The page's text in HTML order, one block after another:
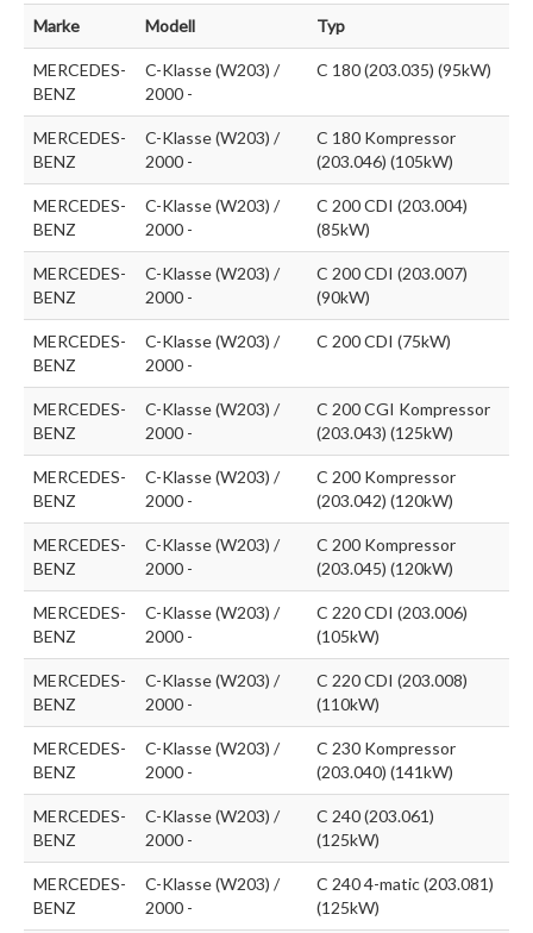
Marke Modell Typ
MERCEDES-
BENZ
C-Klasse (W203) /
2000 -
C 180 (203.035) (95kW)
MERCEDES-
BENZ
C-Klasse (W203) /
2000 -
C 180 Kompressor
(203.046) (105kW)
MERCEDES-
BENZ
C-Klasse (W203) /
2000 -
C 200 CDI (203.004)
(85kW)
MERCEDES-
BENZ
C-Klasse (W203) /
2000 -
C 200 CDI (203.007)
(90kW)
MERCEDES-
BENZ
C-Klasse (W203) /
2000 -
C 200 CDI (75kW)
MERCEDES-
BENZ
C-Klasse (W203) /
2000 -
C 200 CGI Kompressor
(203.043) (125kW)
MERCEDES-
BENZ
C-Klasse (W203) /
2000 -
C 200 Kompressor
(203.042) (120kW)
MERCEDES-
BENZ
C-Klasse (W203) /
2000 -
C 200 Kompressor
(203.045) (120kW)
MERCEDES-
BENZ
C-Klasse (W203) /
2000 -
C 220 CDI (203.006)
(105kW)
MERCEDES-
BENZ
C-Klasse (W203) /
2000 -
C 220 CDI (203.008)
(110kW)
MERCEDES-
BENZ
C-Klasse (W203) /
2000 -
C 230 Kompressor
(203.040) (141kW)
MERCEDES-
BENZ
C-Klasse (W203) /
2000 -
C 240 (203.061)
(125kW)
MERCEDES-
BENZ
C-Klasse (W203) /
2000 -
C 240 4-matic (203.081)
(125kW)